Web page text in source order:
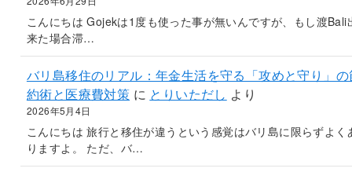
こんにちは Gojekは1度も使った事が無いんですが、もし渡Bali
来た場合滞…
バリ島移住のリアル：年金生活を守る「攻めと守り」の
約術と医療費対策 に とりいただし より
2026年5月4日
こんにちは 旅行と移住が違うという感覚はバリ島に限らずよく
りますよ。 ただ、バ…